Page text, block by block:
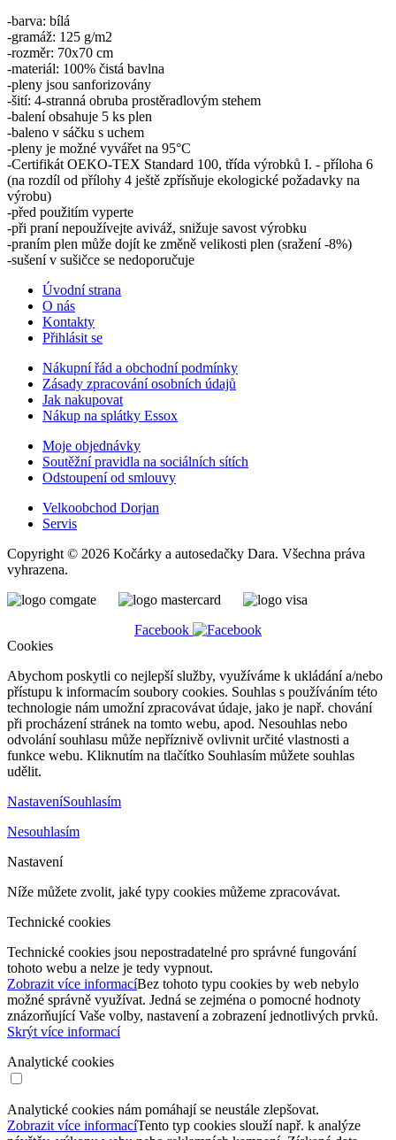
-barva: bílá
-gramáž: 125 g/m2
-rozměr: 70x70 cm
-materiál: 100% čistá bavlna
-pleny jsou sanforizovány
-šití: 4-stranná obruba prostěradlovým stehem
-balení obsahuje 5 ks plen
-baleno v sáčku s uchem
-pleny je možné vyvářet na 95°C
-Certifikát OEKO-TEX Standard 100, třída výrobků I. - příloha 6
(na rozdíl od přílohy 4 ještě zpřísňuje ekologické požadavky na
výrobu)
-před použitím vyperte
-při praní nepoužívejte aviváž, snižuje savost výrobku
-praním plen může dojít ke změně velikosti plen (sražení -8%)
-sušení v sušičce se nedoporučuje
Úvodní strana
O nás
Kontakty
Přihlásit se
Nákupní řád a obchodní podmínky
Zásady zpracování osobních údajů
Jak nakupovat
Nákup na splátky Essox
Moje objednávky
Soutěžní pravidla na sociálních sítích
Odstoupení od smlouvy
Velkoobchod Dorjan
Servis
Copyright © 2026 Kočárky a autosedačky Dara. Všechna práva
vyhrazena.
Facebook
Cookies
Abychom poskytli co nejlepší služby, využíváme k ukládání a/nebo
přístupu k informacím soubory cookies. Souhlas s používáním této
technologie nám umožní zpracovávat údaje, jako je např. chování
při procházení stránek na tomto webu, apod. Nesouhlas nebo
odvolání souhlasu může nepříznivě ovlivnit určité vlastnosti a
funkce webu. Kliknutím na tlačítko Souhlasím můžete souhlas
udělit.
NastaveníSouhlasím
Nesouhlasím
Nastavení
Níže můžete zvolit, jaké typy cookies můžeme zpracovávat.
Technické cookies
Technické cookies jsou nepostradatelné pro správné fungování
tohoto webu a nelze je tedy vypnout.
Zobrazit více informacíBez tohoto typu cookies by web nebylo
možné správně využívat. Jedná se zejména o pomocné hodnoty
znázorňující Vaše volby, nastavení a zobrazení jednotlivých prvků.
Skrýt více informací
Analytické cookies
Analytické cookies nám pomáhají se neustále zlepšovat.
Zobrazit více informacíTento typ cookies slouží např. k analýze